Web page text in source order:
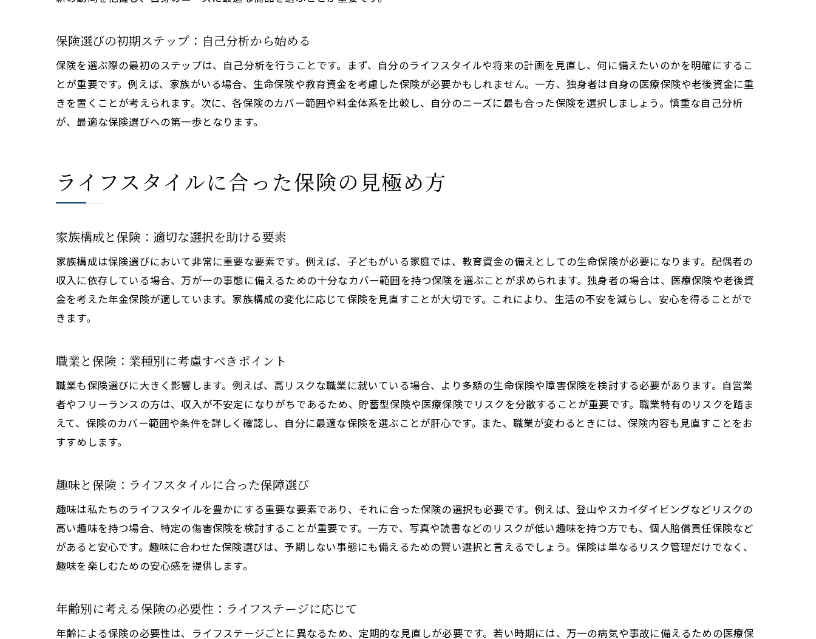
医療保険の特典を活用する：付加価値を見逃さない
生命保険と医療保険の両立：バランスを考える
保険料比較を通じて最適なプランを見つける
保険選びで避けるべき落とし穴:注意すべき点を詳解
代理店の選び方：信頼できるパートナーを見つける
多面的なアプローチで保険を検討する
専門家の意見を取り入れる：信頼できるアドバイスの活用
最適な保険を選ぶためのステップを総合的に理解
保険選びの初期ステップ：自己分析から始める
保険を選ぶ際の最初のステップは、自己分析を行うことです。まず、自分のライフスタイルや将来の計画を見直し、何に備えたいのかを明確にするこ
とが重要です。例えば、家族がいる場合、生命保険や教育資金を考慮した保険が必要かもしれません。一方、独身者は自身の医療保険や老後資金に重
きを置くことが考えられます。次に、各保険のカバー範囲や料金体系を比較し、自分のニーズに最も合った保険を選択しましょう。慎重な自己分析
が、最適な保険選びへの第一歩となります。
ライフスタイルに合った保険の見極め方
家族構成と保険：適切な選択を助ける要素
家族構成は保険選びにおいて非常に重要な要素です。例えば、子どもがいる家庭では、教育資金の備えとしての生命保険が必要になります。配偶者の
収入に依存している場合、万が一の事態に備えるための十分なカバー範囲を持つ保険を選ぶことが求められます。独身者の場合は、医療保険や老後資
金を考えた年金保険が適しています。家族構成の変化に応じて保険を見直すことが大切です。これにより、生活の不安を減らし、安心を得ることがで
きます。
職業と保険：業種別に考慮すべきポイント
職業も保険選びに大きく影響します。例えば、高リスクな職業に就いている場合、より多額の生命保険や障害保険を検討する必要があります。自営業
者やフリーランスの方は、収入が不安定になりがちであるため、貯蓄型保険や医療保険でリスクを分散することが重要です。職業特有のリスクを踏ま
えて、保険のカバー範囲や条件を詳しく確認し、自分に最適な保険を選ぶことが肝心です。また、職業が変わるときには、保険内容も見直すことをお
すすめします。
趣味と保険：ライフスタイルに合った保障選び
趣味は私たちのライフスタイルを豊かにする重要な要素であり、それに合った保険の選択も必要です。例えば、登山やスカイダイビングなどリスクの
高い趣味を持つ場合、特定の傷害保険を検討することが重要です。一方で、写真や読書などのリスクが低い趣味を持つ方でも、個人賠償責任保険など
があると安心です。趣味に合わせた保険選びは、予期しない事態にも備えるための賢い選択と言えるでしょう。保険は単なるリスク管理だけでなく、
趣味を楽しむための安心感を提供します。
年齢別に考える保険の必要性：ライフステージに応じて
年齢による保険の必要性は、ライフステージごとに異なるため、定期的な見直しが必要です。若い時期には、万一の病気や事故に備えるための医療保